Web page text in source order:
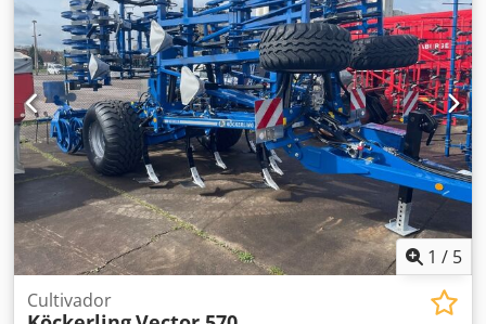
1 / 5
Cultivador